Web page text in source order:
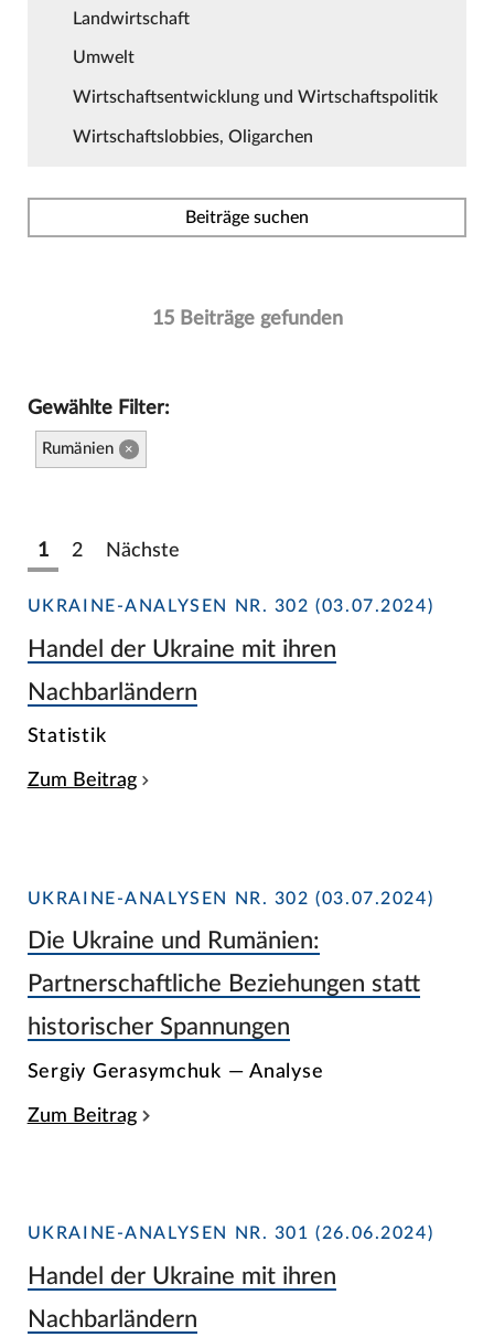
Landwirtschaft
Umwelt
Wirtschaftsentwicklung und Wirtschaftspolitik
Wirtschaftslobbies, Oligarchen
Beiträge suchen
15 Beiträge gefunden
Gewählte Filter:
Rumänien ×
1 2 Nächste
UKRAINE-ANALYSEN NR. 302 (03.07.2024)
Handel der Ukraine mit ihren
Nachbarländern
Statistik
Zum Beitrag
UKRAINE-ANALYSEN NR. 302 (03.07.2024)
Die Ukraine und Rumänien:
Partnerschaftliche Beziehungen statt
historischer Spannungen
Sergiy Gerasymchuk — Analyse
Zum Beitrag
UKRAINE-ANALYSEN NR. 301 (26.06.2024)
Handel der Ukraine mit ihren
Nachbarländern